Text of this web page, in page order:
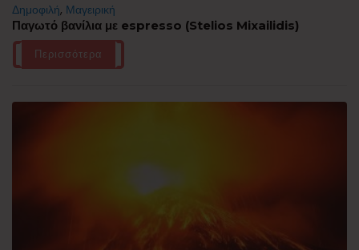
Δημοφιλή, Μαγειρική
Παγωτό βανίλια με espresso (Stelios Mixailidis)
Περισσότερα